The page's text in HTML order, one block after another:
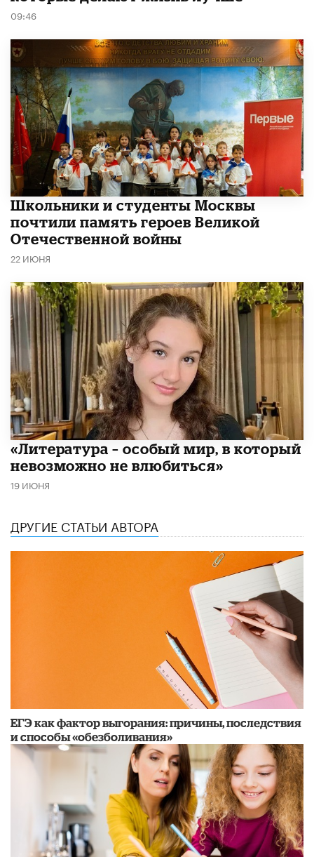
09:46
Школьники и студенты Москвы
почтили память героев Великой
Отечественной войны
22 ИЮНЯ
​«Литература – особый мир, в который
невозможно не влюбиться»
19 ИЮНЯ
ДРУГИЕ СТАТЬИ АВТОРА
​ЕГЭ как фактор выгорания: причины, последствия
и способы «обезболивания»